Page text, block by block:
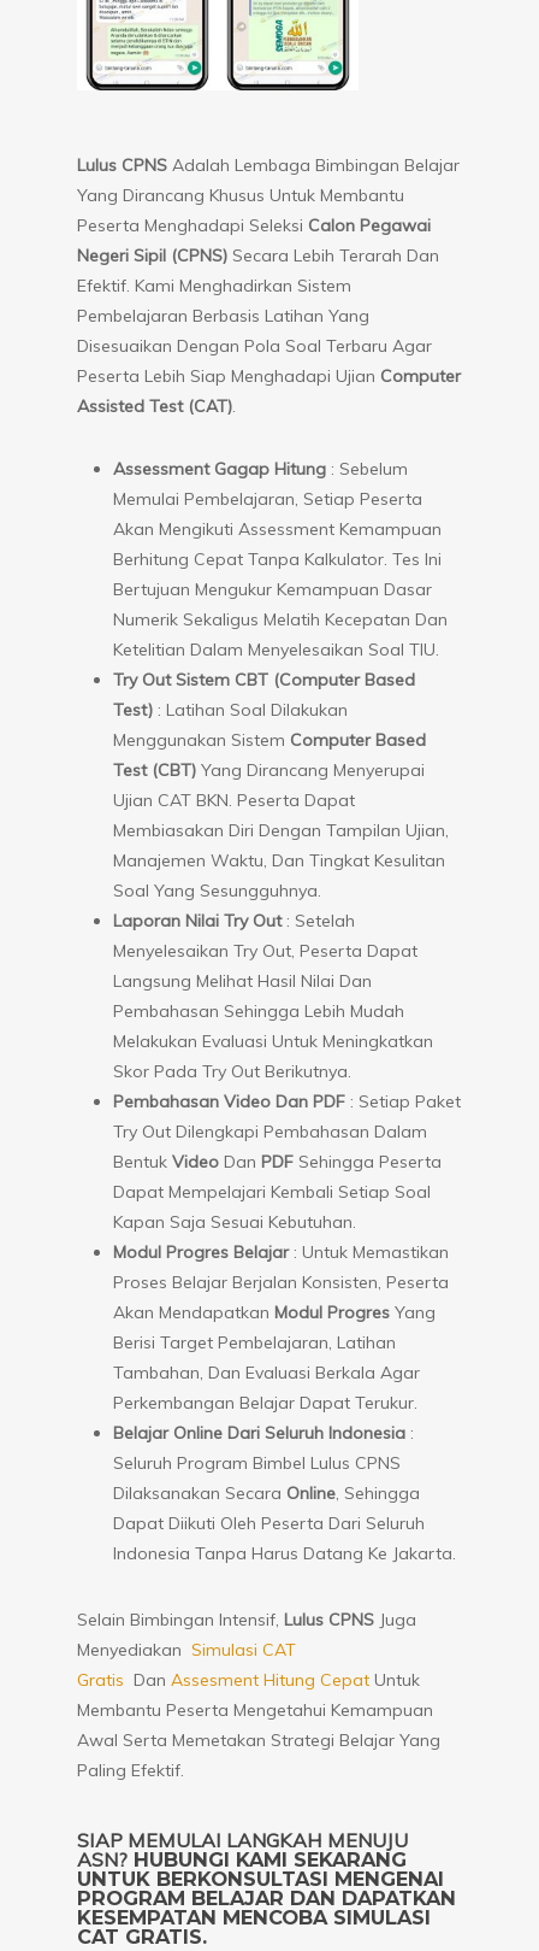
Lulus CPNS Adalah Lembaga Bimbingan Belajar
Yang Dirancang Khusus Untuk Membantu
Peserta Menghadapi Seleksi Calon Pegawai
Negeri Sipil (CPNS) Secara Lebih Terarah Dan
Efektif. Kami Menghadirkan Sistem
Pembelajaran Berbasis Latihan Yang
Disesuaikan Dengan Pola Soal Terbaru Agar
Peserta Lebih Siap Menghadapi Ujian Computer
Assisted Test (CAT).
Assessment Gagap Hitung : Sebelum
Memulai Pembelajaran, Setiap Peserta
Akan Mengikuti Assessment Kemampuan
Berhitung Cepat Tanpa Kalkulator. Tes Ini
Bertujuan Mengukur Kemampuan Dasar
Numerik Sekaligus Melatih Kecepatan Dan
Ketelitian Dalam Menyelesaikan Soal TIU.
Try Out Sistem CBT (Computer Based
Test) : Latihan Soal Dilakukan
Menggunakan Sistem Computer Based
Test (CBT) Yang Dirancang Menyerupai
Ujian CAT BKN. Peserta Dapat
Membiasakan Diri Dengan Tampilan Ujian,
Manajemen Waktu, Dan Tingkat Kesulitan
Soal Yang Sesungguhnya.
Laporan Nilai Try Out: Setelah
Menyelesaikan Try Out, Peserta Dapat
Langsung Melihat Hasil Nilai Dan
Pembahasan Sehingga Lebih Mudah
Melakukan Evaluasi Untuk Meningkatkan
Skor Pada Try Out Berikutnya.
Pembahasan Video Dan PDF : Setiap Paket
Try Out Dilengkapi Pembahasan Dalam
Bentuk Video Dan PDF Sehingga Peserta
Dapat Mempelajari Kembali Setiap Soal
Kapan Saja Sesuai Kebutuhan.
Modul Progres Belajar: Untuk Memastikan
Proses Belajar Berjalan Konsisten, Peserta
Akan Mendapatkan Modul Progres Yang
Berisi Target Pembelajaran, Latihan
Tambahan, Dan Evaluasi Berkala Agar
Perkembangan Belajar Dapat Terukur.
Belajar Online Dari Seluruh Indonesia :
Seluruh Program Bimbel Lulus CPNS
Dilaksanakan Secara Online, Sehingga
Dapat Diikuti Oleh Peserta Dari Seluruh
Indonesia Tanpa Harus Datang Ke Jakarta.
Selain Bimbingan Intensif, Lulus CPNS Juga
Menyediakan Simulasi CAT
Gratis Dan Assesment Hitung Cepat Untuk
Membantu Peserta Mengetahui Kemampuan
Awal Serta Memetakan Strategi Belajar Yang
Paling Efektif.
SIAP MEMULAI LANGKAH MENUJU
ASN? HUBUNGI KAMI SEKARANG
UNTUK BERKONSULTASI MENGENAI
PROGRAM BELAJAR DAN DAPATKAN
KESEMPATAN MENCOBA SIMULASI
CAT GRATIS.